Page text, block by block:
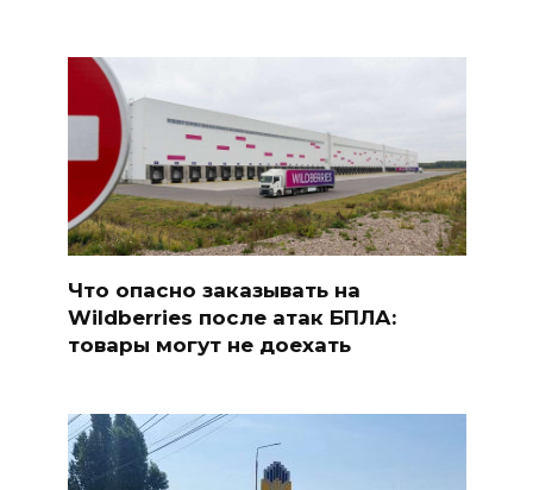
Что опасно заказывать на
Wildberries после атак БПЛА:
товары могут не доехать